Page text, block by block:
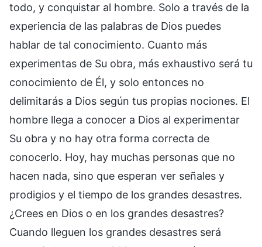
todo, y conquistar al hombre. Solo a través de la
experiencia de las palabras de Dios puedes
hablar de tal conocimiento. Cuanto más
experimentas de Su obra, más exhaustivo será tu
conocimiento de Él, y solo entonces no
delimitarás a Dios según tus propias nociones. El
hombre llega a conocer a Dios al experimentar
Su obra y no hay otra forma correcta de
conocerlo. Hoy, hay muchas personas que no
hacen nada, sino que esperan ver señales y
prodigios y el tiempo de los grandes desastres.
¿Crees en Dios o en los grandes desastres?
Cuando lleguen los grandes desastres será